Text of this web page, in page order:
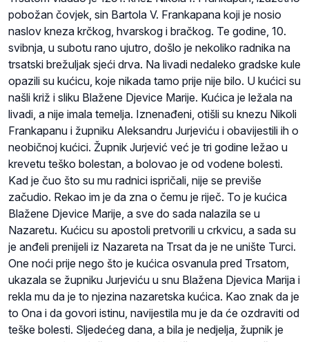
pobožan čovjek, sin Bartola V. Frankapana koji je nosio
naslov kneza krčkog, hvarskog i bračkog. Te godine, 10.
svibnja, u subotu rano ujutro, došlo je nekoliko radnika na
trsatski brežuljak sjeći drva. Na livadi nedaleko gradske kule
opazili su kućicu, koje nikada tamo prije nije bilo. U kućici su
našli križ i sliku Blažene Djevice Marije. Kućica je ležala na
livadi, a nije imala temelja. Iznenađeni, otišli su knezu Nikoli
Frankapanu i župniku Aleksandru Jurjeviću i obavijestili ih o
neobičnoj kućici. Župnik Jurjević već je tri godine ležao u
krevetu teško bolestan, a bolovao je od vodene bolesti.
Kad je čuo što su mu radnici ispričali, nije se previše
začudio. Rekao im je da zna o čemu je riječ. To je kućica
Blažene Djevice Marije, a sve do sada nalazila se u
Nazaretu. Kućicu su apostoli pretvorili u crkvicu, a sada su
je anđeli prenijeli iz Nazareta na Trsat da je ne unište Turci.
One noći prije nego što je kućica osvanula pred Trsatom,
ukazala se župniku Jurjeviću u snu Blažena Djevica Marija i
rekla mu da je to njezina nazaretska kućica. Kao znak da je
to Ona i da govori istinu, navijestila mu je da će ozdraviti od
teške bolesti. Sljedećeg dana, a bila je nedjelja, župnik je